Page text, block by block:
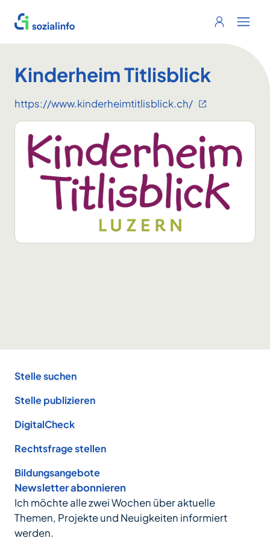
Sozialinfo
Login
Kinderheim Titlisblick
https://www.kinderheimtitlisblick.ch/
Stelle suchen
Stelle publizieren
DigitalCheck
Rechtsfrage stellen
Bildungsangebote
Newsletter abonnieren
Ich möchte alle zwei Wochen über aktuelle
Themen, Projekte und Neuigkeiten informiert
werden.